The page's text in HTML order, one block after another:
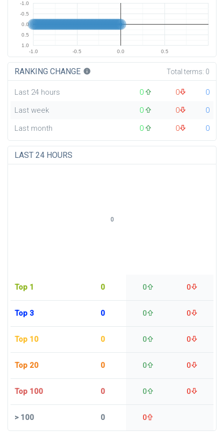
-1.0 -0.5 0.0 0.5
-1.0
-0.5
0.0
0.5
1.0
RANKING CHANGE info Total terms: 0
Last 24 hours 0 0
0
Last week
0 0
0
Last month
0 0 0
LAST 24 HOURS
Top 1 0 0 0
Top 3 0 0 0
Top 10 0 0 0
Top 20 0 0 0
Top 100 0 0 0
>100 0 0
0